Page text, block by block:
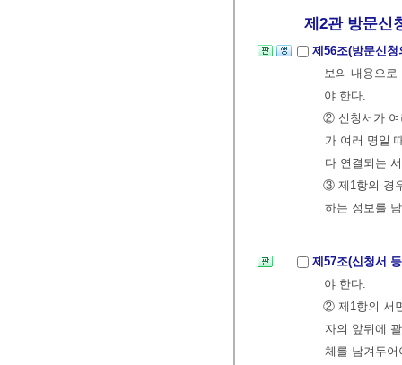
제2관 방문신
제56조(방문신
보의 내용으
야 한다.
② 신청서가 여
가 여러 명일
다 연결되는
③ 제1항의 경
하는 정보를
제57조(신청서
야 한다.
② 제1항의 서
자의 앞뒤에
체를 남겨두어